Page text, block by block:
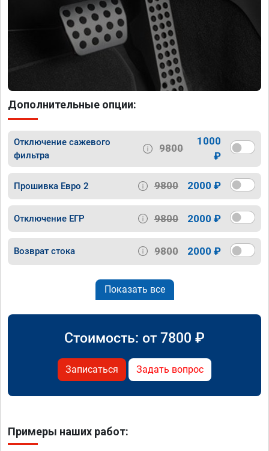
Дополнительные опции:
Отключение сажевого
фильтра
9800
1000
₽
Прошивка Евро 2 9800 2000 ₽
Отключение ЕГР 9800 2000 ₽
Возврат стока 9800 2000 ₽
Показать все
Стоимость: от 7800 ₽
Записаться Задать вопрос
Примеры наших работ: